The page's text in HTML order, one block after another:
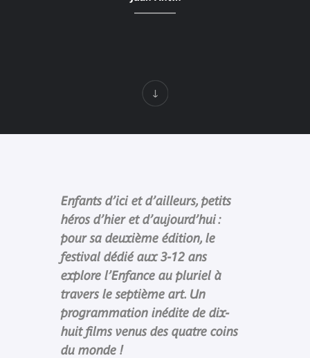
Enfants d’ici et d’ailleurs, petits
héros d’hier et d’aujourd’hui :
pour sa deuxième édition, le
festival dédié aux 3-12 ans
explore l’Enfance au pluriel à
travers le septième art. Un
programmation inédite de dix-
huit films venus des quatre coins
du monde !